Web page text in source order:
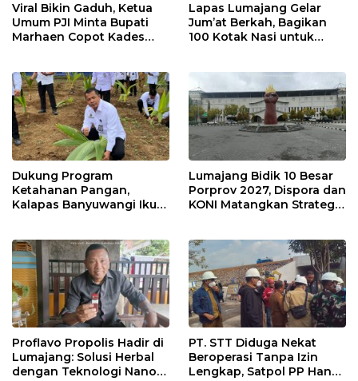
Viral Bikin Gaduh, Ketua
Umum PJI Minta Bupati
Marhaen Copot Kades
Lapas Lumajang Gelar
Jum’at Berkah, Bagikan
100 Kotak Nasi untuk
Dukung Program
Ketahanan Pangan,
Kalapas Banyuwangi Ikuti
Ngajum
Lumajang Bidik 10 Besar
Porprov 2027, Dispora dan
KONI Matangkan Strategi
Proflavo Propolis Hadir di
Lumajang: Solusi Herbal
dengan Teknologi Nano
PT. STT Diduga Nekat
Beroperasi Tanpa Izin
Lengkap, Satpol PP Hanya